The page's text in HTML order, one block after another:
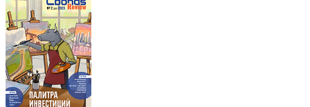
17.09.2026, Ташкент
ЖурналCbonds Review